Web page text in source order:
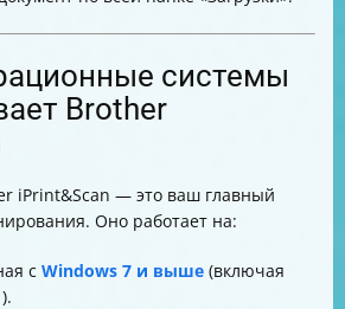
для сканирования в файл
поддерживают Brother
для идеального сканирования
основных параметров
системы
Brother
iPrint&Scan — это ваш главный
Оно работает на:
с Windows 7 и выше (включая